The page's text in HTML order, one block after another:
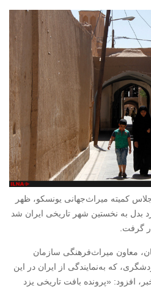
کمیته میراث‌جهانی یونسکو، ظهر
۱۸ تیر ۹۶، شهر یزد بدل به نخستین شهر تاریخی ایران شد
گرفت.
معاون میراث‌فرهنگی سازمان
که به‌نمایندگی از ایران در این
افزود: «پرونده بافت تاریخی یزد